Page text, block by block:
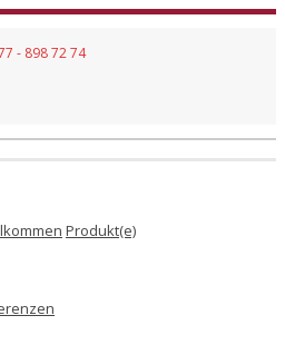
- 898 72 74
Produkt(e)